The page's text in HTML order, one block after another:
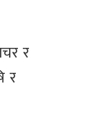
र
र